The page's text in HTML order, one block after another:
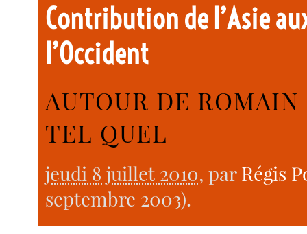
Contribution de l’Asie
l’Occident
AUTOUR DE
TEL QUEL
jeudi 8 juillet 2010, parRégis
septembre 2003).